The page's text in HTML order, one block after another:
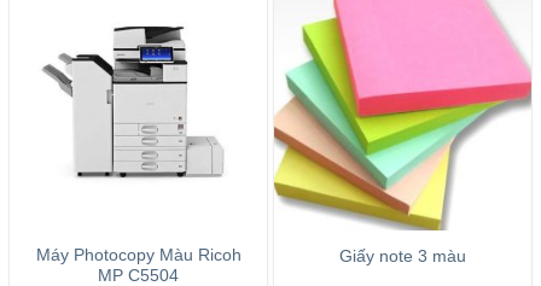
Máy Photocopy Màu Ricoh
MP C5504
Giấy note 3 màu